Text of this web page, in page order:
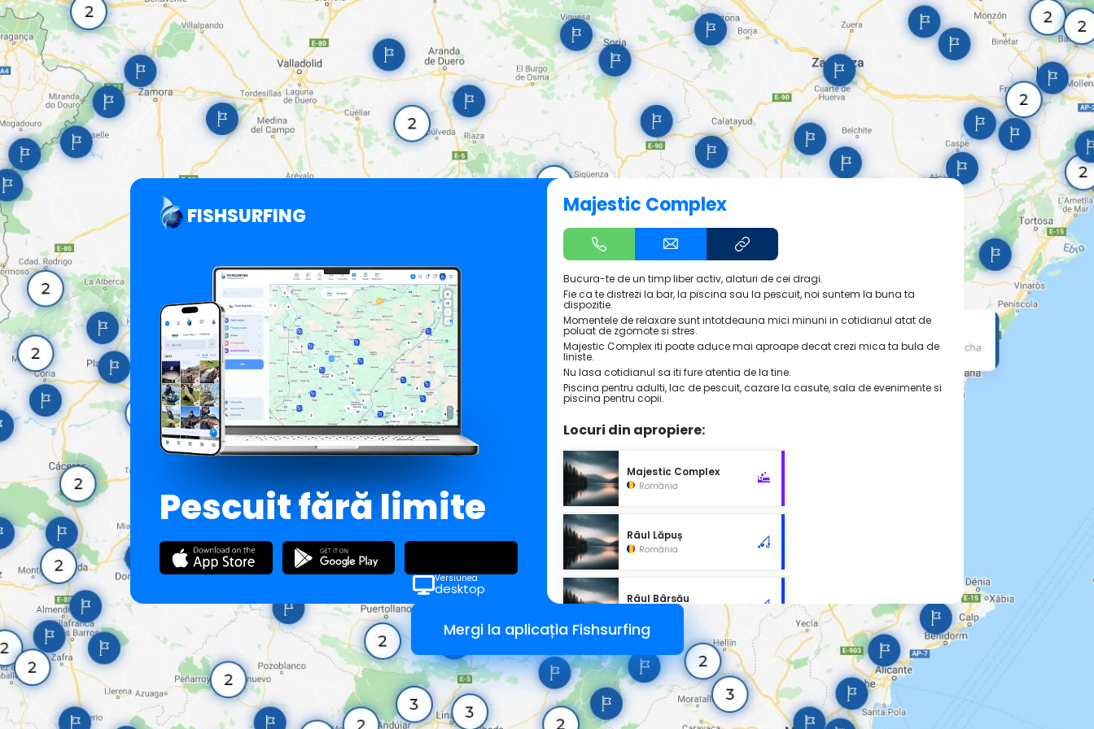
FISHSURFING
Pescuit fără limite
Versiunea
desktop
Majestic Complex
Bucura-te de un timp liber activ, alaturi de cei dragi.
Fie ca te distrezi la bar, la piscina sau la pescuit, noi suntem la buna ta
dispozitie.
Momentele de relaxare sunt intotdeauna mici minuni in cotidianul atat de
poluat de zgomote si stres.
Majestic Complex iti poate aduce mai aproape decat crezi mica ta bula de
liniste.
Nu lasa cotidianul sa iti fure atentia de la tine.
Piscina pentru adulti, lac de pescuit, cazare la casute, sala de evenimente si
piscina pentru copii.
Locuri din apropiere:
Majestic Complex
România
Râul Lăpuș
România
Râul Bârsău
Mergi la aplicația Fishsurfing